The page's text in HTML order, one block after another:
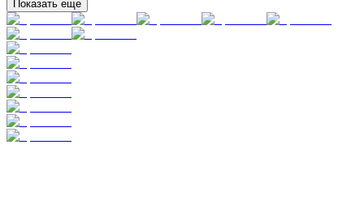
Показать еще